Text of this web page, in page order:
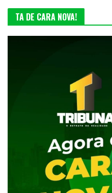
TA DE CARA NOVA!